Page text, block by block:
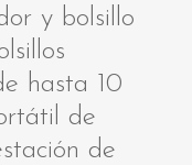
y bolsillo
hasta 10
de
de